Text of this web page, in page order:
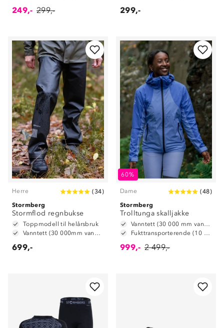
249,- 299,- 299,-
Herre (34)
Stormberg
Stormflod regnbukse
Toppmodell til helårsbruk
Vanntett (30 000mm vannsøyle)
699,-
60%
Dame (48)
Stormberg
Trolltunga skalljakke
Vanntett (30 000 mm vannsøyle)
Fukttransporterende (10 000 g/m2/24t)
999,- 2 499,-